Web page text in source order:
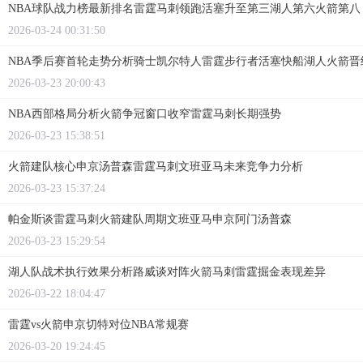
NBA球队战力榜最新排名雷霆马刺领跑活塞升至第三湖人第六火箭第八
2026-03-24 00:31:50
NBA季后赛首轮走势分析骑士凯尔特人雷霆步行者活塞快船湖人火箭
2026-03-23 20:00:43
NBA西部格局分析火箭争冠窗口收窄雷霆马刺长期强势
2026-03-23 15:38:51
火箭建队核心申京汤普森雷霆马刺文班亚马未来竞争力分析
2026-03-23 15:37:24
帕金斯谈雷霆马刺火箭建队周期文班亚马申京阿门汤普森
2026-03-23 15:29:54
湖人队战术执行效果分析路威谈对阵火箭马刺雷霆掘金表现差异
2026-03-22 18:04:47
雷霆vs火箭申京切特对位NBA常规赛
2026-03-20 19:24:45